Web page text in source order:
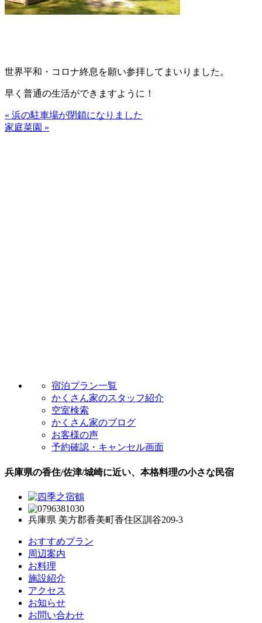
世界平和・コロナ終息を願い参拝してまいりました。
早く普通の生活ができますように！
« 浜の駐車場が閉鎖になりました
家庭菜園 »
宿泊プラン一覧
かくさん家のスタッフ紹介
空室検索
かくさん家のブログ
お客様の声
予約確認・キャンセル画面
兵庫県の香住/佐津/城崎に近い、本格料理の小さな民宿
兵庫県 美方郡香美町香住区訓谷209-3
おすすめプラン
周辺案内
お料理
施設紹介
アクセス
お知らせ
お問い合わせ